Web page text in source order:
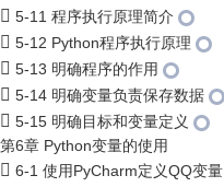
5-11 程序执行原理简介
5-12 Python程序执行原理
5-13 明确程序的作用
5-14 明确变量负责保存数据
5-15 明确目标和变量定义
第6章 Python变量的使用
6-1 使用PyCharm定义QQ变量